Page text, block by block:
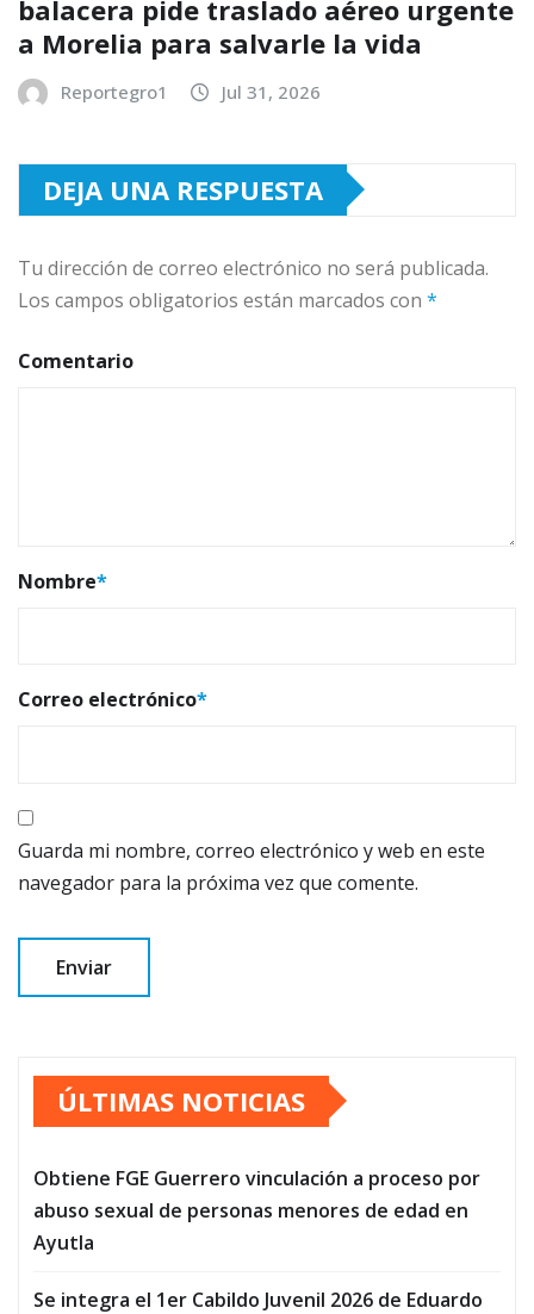
balacera pide traslado aéreo urgente
a Morelia para salvarle la vida
Reportegro1 Jul 31, 2026
DEJA UNA RESPUESTA
Tu dirección de correo electrónico no será publicada.
Los campos obligatorios están marcados con *
Comentario
Nombre*
Correo electrónico*
Guarda mi nombre, correo electrónico y web en este
navegador para la próxima vez que comente.
ÚLTIMAS NOTICIAS
Obtiene FGE Guerrero vinculación a proceso por
abuso sexual de personas menores de edad en
Ayutla
Se integra el 1er Cabildo Juvenil 2026 de Eduardo